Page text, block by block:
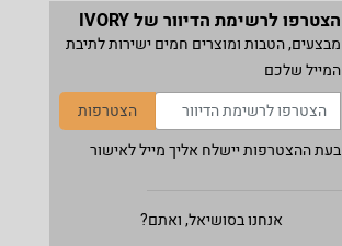
הצטרפו לרשימת הדיוור של IVORY
מבצעים, הטבות ומוצרים חמים ישירות לתיבת
המייל שלכם
הצטרפות
בעת ההצטרפות יישלח אליך מייל לאישור
אנחנו בסושיאל, ואתם?